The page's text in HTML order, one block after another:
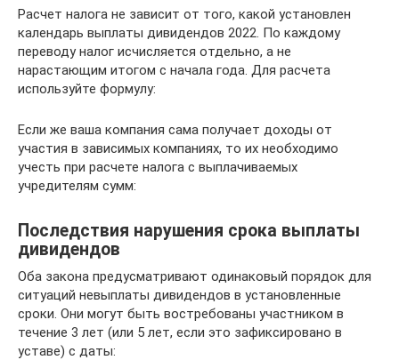
Расчет налога не зависит от того, какой установлен
календарь выплаты дивидендов 2022. По каждому
переводу налог исчисляется отдельно, а не
нарастающим итогом с начала года. Для расчета
используйте формулу:
Если же ваша компания сама получает доходы от
участия в зависимых компаниях, то их необходимо
учесть при расчете налога с выплачиваемых
учредителям сумм:
Последствия нарушения срока выплаты
дивидендов
Оба закона предусматривают одинаковый порядок для
ситуаций невыплаты дивидендов в установленные
сроки. Они могут быть востребованы участником в
течение 3 лет (или 5 лет, если это зафиксировано в
уставе) с даты: